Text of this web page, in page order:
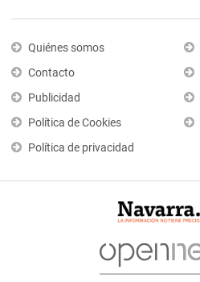
Quiénes somos
Contacto
Publicidad
Política de Cookies
Política de privacidad